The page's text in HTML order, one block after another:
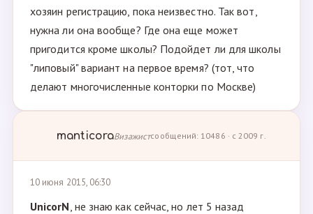
хозяин регистрацию, пока неизвестно. Так вот,
нужна ли она вообще? Где она еще может
пригодится кроме школы? Подойдет ли для школы
"липовый" вариант на первое время? (тот, что
делают многочисленные конторки по Москве)
manticoraВизажистсообщений: 10486 · с 2009 г.
10 июня 2015, 06:30
UnicorN, не знаю как сейчас, но лет 5 назад